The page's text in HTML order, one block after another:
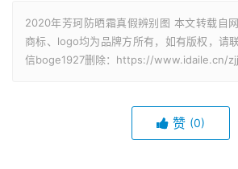
2020年芳珂防晒霜真假辨别图 本文转载自
商标、logo均为品牌方所有，如有版权，请
信boge1927删除：https://www.idaile.cn/
赞 (0)